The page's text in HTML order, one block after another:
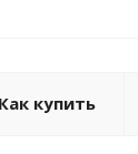
Как купить